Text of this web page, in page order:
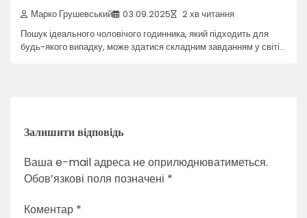
Марко Грушевський 03.09.2025 2 хв читання
Пошук ідеального чоловічого годинника, який підходить для
будь-якого випадку, може здатися складним завданням у світі…
Залишити відповідь
Ваша e-mail адреса не оприлюднюватиметься.
Обов’язкові поля позначені *
Коментар *